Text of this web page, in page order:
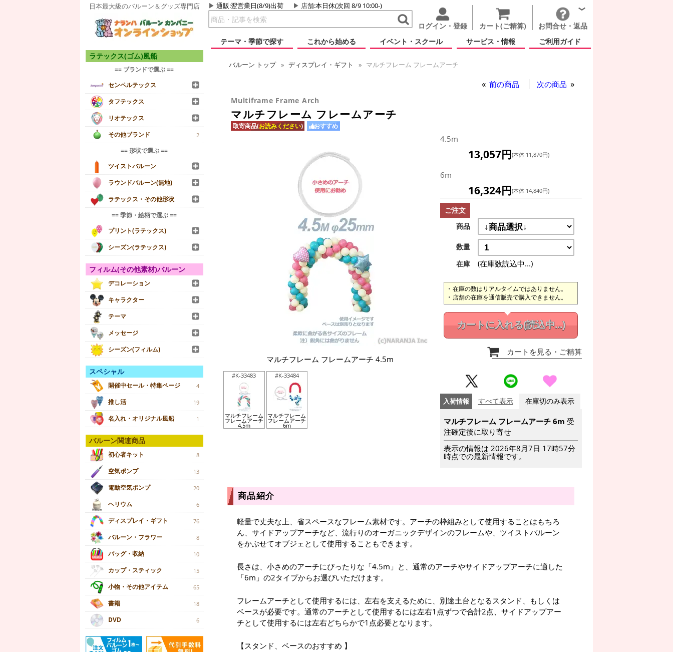
日本最大級のバルーン＆グッズ専門店 通販:翌営業日(8/9)出荷 店舗:本日休(次回 8/9 10:00-)
ログイン・登録 カート(ご精算)
お問合せ・返品
テーマ・季節で探す
これから始める イベント・スクール サービス・情報 ご利用ガイド
ラテックス(ゴム)風船
== ブランドで選ぶ ==
センペルテックス
タフテックス
リオテックス
その他ブランド
2
== 形状で選ぶ ==
ツイストバルーン
ラウンドバルーン(無地)
ラテックス・その他形状
== 季節・絵柄で選ぶ ==
プリント(ラテックス)
シーズン(ラテックス)
フィルム(その他素材)バルーン
デコレーション
キャラクター
テーマ
メッセージ
シーズン(フィルム)
スペシャル
開催中セール・特集ページ 4
推し活 19
名入れ・オリジナル風船 1
バルーン関連商品
初心者キット 8
空気ポンプ 13
電動空気ポンプ 20
ヘリウム 6
ディスプレイ・ギフト 76
バルーン・フラワー 8
バッグ・収納 10
カップ・スティック 15
小物・その他アイテム 65
書籍 18
DVD 6
バルーン トップ ディスプレイ・ギフト マルチフレーム フレームアーチ
前の商品 次の商品
Multiframe Frame Arch
マルチフレーム フレームアーチ
取寄商品(お読みください) おすすめ
マルチフレーム フレームアーチ 4.5m
#K-33483
マルチフレーム
フレームアーチ
4.5m
#K-33484
マルチフレーム
フレームアーチ
6m
4.5m
13,057円(本体 11,870円)
6m
16,324円(本体 14,840円)
ご注文
商品
数量
在庫
(在庫数読込中...)
在庫の数はリアルタイムではありません。
店舗の在庫を通信販売で購入できません。
カートに入れる(読込中...)
カートを見る ・ご精算
入荷情報 すべて表示 在庫切のみ表示
マルチフレーム フレームアーチ 6m 受
注確定後に取り寄せ
表示の情報は 2026年8月7日 17時57分
時点での最新情報です。
商品紹介
軽量で丈夫な上、省スペースなフレーム素材です。アーチの枠組みとして使用することはもちろ
ん、サイドアップアーチなど、流行りのオーガニックデザインのフレームや、ツイストバルーン
をかぶせてオブジェとして使用することもできます。
長さは、小さめのアーチにぴったりな「4.5m」と、通常のアーチやサイドアップアーチに適した
「6m」の2タイプからお選びいただけます。
フレームアーチとして使用するには、左右を支えるために、別途土台となるスタンド、もしくは
ベースが必要です。通常のアーチとして使用するには左右1点ずつで合計2点、サイドアップアー
チとして使用するには左右どちらかで1点必要となります。
スタンド、ベースのおすすめ